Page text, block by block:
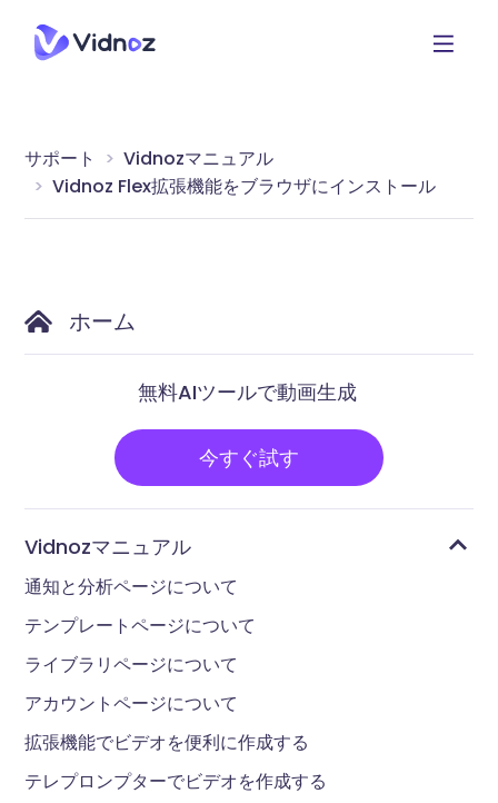
サポート
Vidnozマニュアル
Vidnoz Flex拡張機能をブラウザにインストール
ホーム
無料AIツールで動画生成
今すぐ試す
Vidnozマニュアル
通知と分析ページについて
テンプレートページについて
ライブラリページについて
アカウントページについて
拡張機能でビデオを便利に作成する
テレプロンプターでビデオを作成する